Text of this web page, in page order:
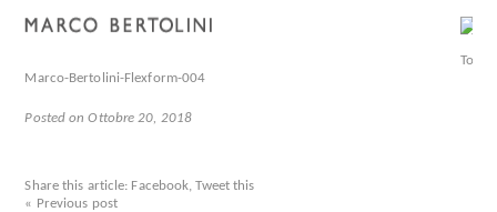
Marco-Bertolini-Flexform-004
Posted on Ottobre 20, 2018
Share this article: Facebook,Tweet this
« Previous post